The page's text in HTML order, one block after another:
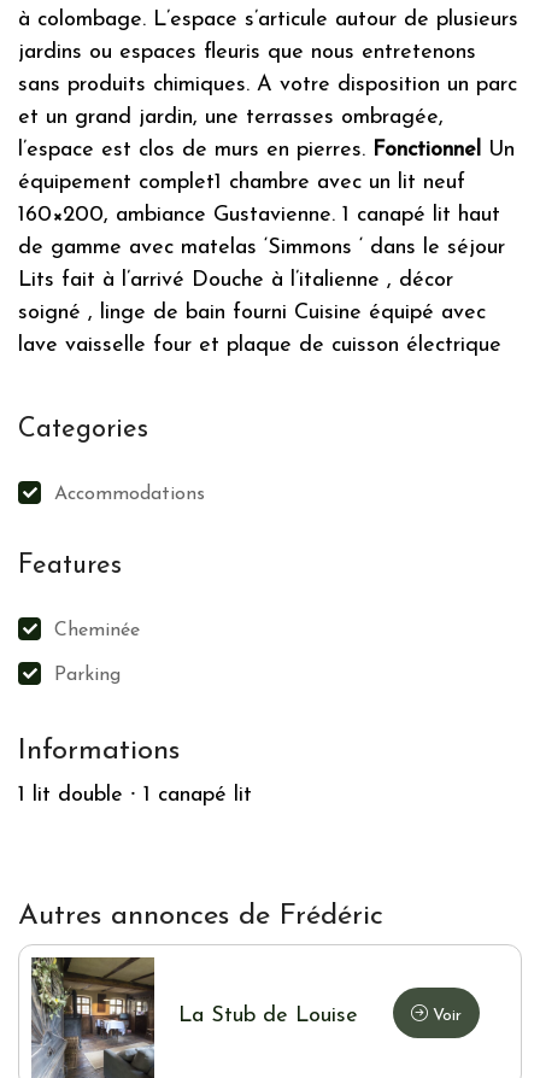
à colombage. L’espace s’articule autour de plusieurs
jardins ou espaces fleuris que nous entretenons
sans produits chimiques. A votre disposition un parc
et un grand jardin, une terrasses ombragée,
l’espace est clos de murs en pierres. Fonctionnel Un
équipement complet1 chambre avec un lit neuf
160×200, ambiance Gustavienne. 1 canapé lit haut
de gamme avec matelas ‘Simmons ‘ dans le séjour
Lits fait à l’arrivé Douche à l’italienne , décor
soigné , linge de bain fourni Cuisine équipé avec
lave vaisselle four et plaque de cuisson électrique
Categories
Accommodations
Features
Cheminée
Parking
Informations
1 lit double ⸱ 1 canapé lit
Autres annonces de Frédéric
La Stub de Louise Voir